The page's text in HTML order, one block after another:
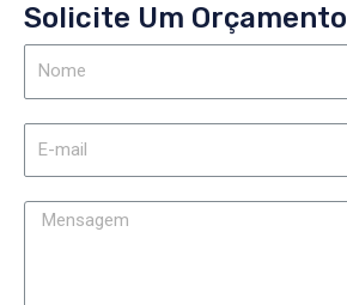
Solicite Um Orçamento